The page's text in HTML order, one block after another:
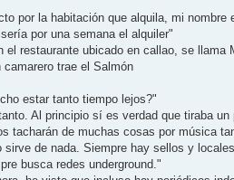
por la habitación que alquila, mi
por una semana el alquiler"
restaurante ubicado en callao, se llama
trae el Salmón
estar tanto tiempo lejos?"
Al principio sí es verdad que tiraba
tacharán de muchas cosas por música
de nada. Siempre hay sellos y
busca redes underground."